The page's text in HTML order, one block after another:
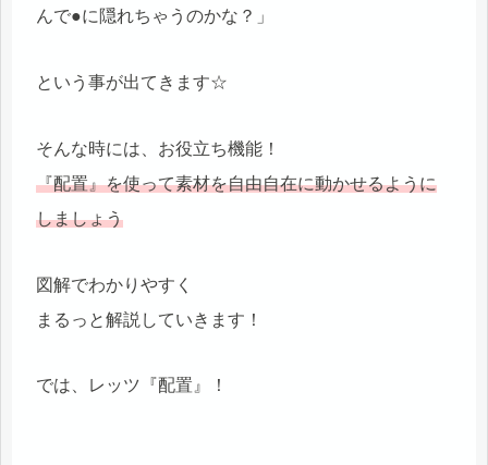
んで●に隠れちゃうのかな？」
という事が出てきます☆
そんな時には、お役立ち機能！
『配置』を使って素材を自由自在に動かせるように
しましょう
図解でわかりやすく
まるっと解説していきます！
では、レッツ『配置』！